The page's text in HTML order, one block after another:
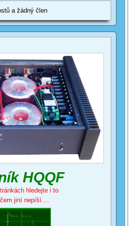
a žádný člen
HQQF
hledejte i to
jiní nepíší ...